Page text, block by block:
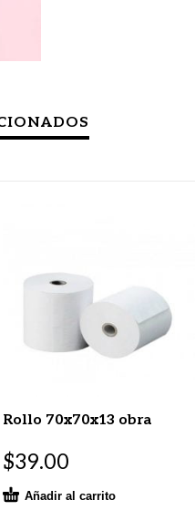
Rollo 70x70x13 obra
$39.00
Añadir al carrito